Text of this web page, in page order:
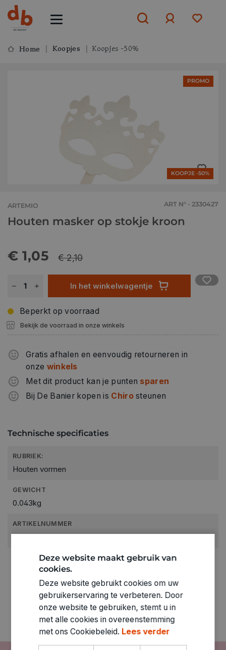
Home Koopjes Koopjes -50%
PROMO
KOOPJE -50%
ARTEMIO ART N° - 2330427
Houten masker op stokje kroon
€ 1,05 € 2,10
In het winkelwagentje
Beperkt op voorraad
Bekijk de voorraad in onze winkels
Gratis afhalen en eenvoudig retourneren in
onze winkels
Met dit product kan je punten sparen
Bij De Banier kopen is Chirosteunen
Technische specificaties
RUBRIEK:
Houten vormen
GEWICHT
0.043kg
ARTIKELNUMMER
2330427
Deze website maakt gebruik van
cookies.
Deze website gebruikt cookies om uw
gebruikerservaring te verbeteren. Door
onze website te gebruiken, stemt u in
met alle cookies in overeenstemming
met ons Cookiebeleid. Lees verder